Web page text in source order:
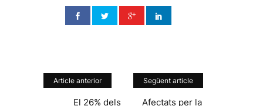
Article anterior
El 26% dels
Següent article
Afectats per la